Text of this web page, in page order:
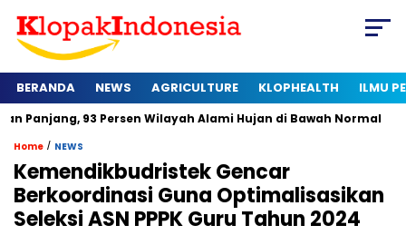
BERANDA NEWS AGRICULTURE KLOPHEALTH ILMU
Persen Wilayah Alami Hujan di Bawah Normal Kapan
Home / NEWS
Kemendikbudristek Gencar
Berkoordinasi Guna Optimalisasikan
Seleksi ASN PPPK Guru Tahun 2024